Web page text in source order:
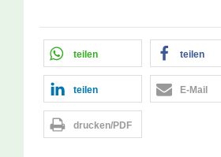
teilen teilen
teilen E-Mail
drucken/PDF